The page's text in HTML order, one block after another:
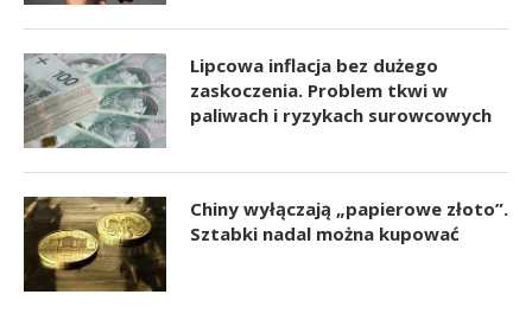
Lipcowa inflacja bez dużego
zaskoczenia. Problem tkwi w
paliwach i ryzykach surowcowych
Chiny wyłączają „papierowe złoto”.
Sztabki nadal można kupować